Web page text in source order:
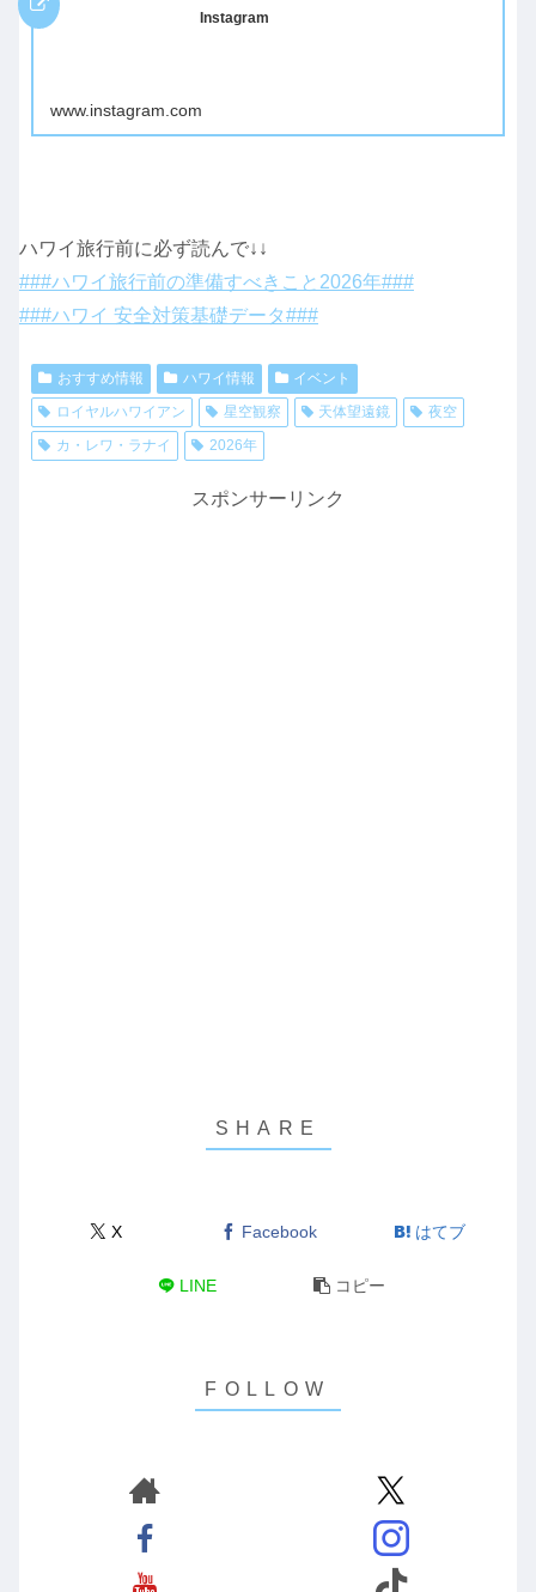
Instagram
www.instagram.com
ハワイ旅行前に必ず読んで↓↓
###ハワイ旅行前の準備すべきこと2026年###
###ハワイ 安全対策基礎データ###
おすすめ情報 ハワイ情報
イベント
ロイヤルハワイアン
星空観察 天体望遠鏡
夜空
カ・レワ・ラナイ
2026年
スポンサーリンク
X Facebook はてブ
LINE コピー